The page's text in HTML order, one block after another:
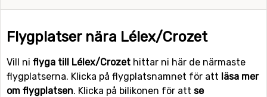
Flygplatser nära Lélex/Crozet
Vill ni flyga till Lélex/Crozet hittar ni här de närmaste
flygplatserna. Klicka på flygplatsnamnet för att läsa mer
om flygplatsen. Klicka på bilikonen för att se